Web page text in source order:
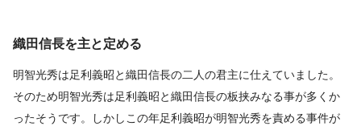
織田信長を主と定める
明智光秀は足利義昭と織田信長の二人の君主に仕えていました。
そのため明智光秀は足利義昭と織田信長の板挟みなる事が多くか
ったそうです。しかしこの年足利義昭が明智光秀を責める事件が